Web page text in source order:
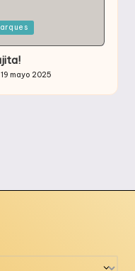
19 mayo 2025